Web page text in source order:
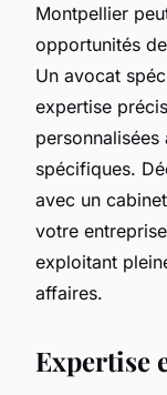
Montpellier
opportunités
Un avocat
expertise
spécifiques.
avec un
votre
exploitant
affaires.
Expertise